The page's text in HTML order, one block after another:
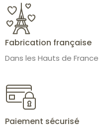
Fabrication française
Dans les Hauts de France
Paiement sécurisé